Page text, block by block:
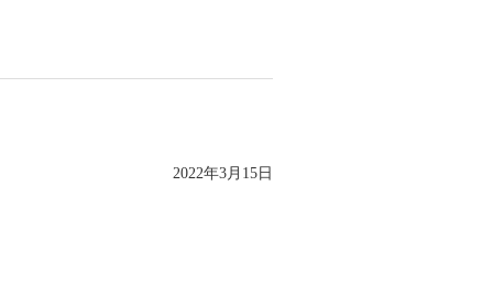
2022年3月15日